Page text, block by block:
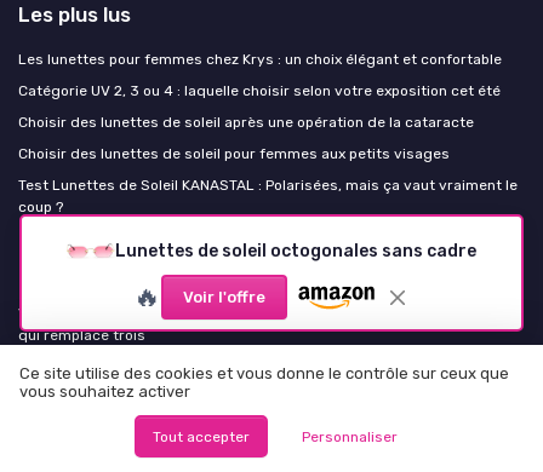
Lunettes de soleil octogonales sans cadre
🔥 Voir l'offre
Les plus lus
Les lunettes pour femmes chez Krys : un choix élégant et confortable
Catégorie UV 2, 3 ou 4 : laquelle choisir selon votre exposition cet été
Choisir des lunettes de soleil après une opération de la cataracte
Choisir des lunettes de soleil pour femmes aux petits visages
Test Lunettes de Soleil KANASTAL : Polarisées, mais ça vaut vraiment le
coup ?
Verres à la vue, teinte sur mesure, ajustement opticien : la paire unique
qui remplace trois
70s, 90s, Y2K : comment le vintage solaire se réinvente au lieu de se
répéter
Été 2026 : les silhouettes solaires qui s'imposent en terrasse et
comment les porter
Ce site utilise des cookies et vous donne le contrôle sur ceux que
vous souhaitez activer
Tout accepter Personnaliser